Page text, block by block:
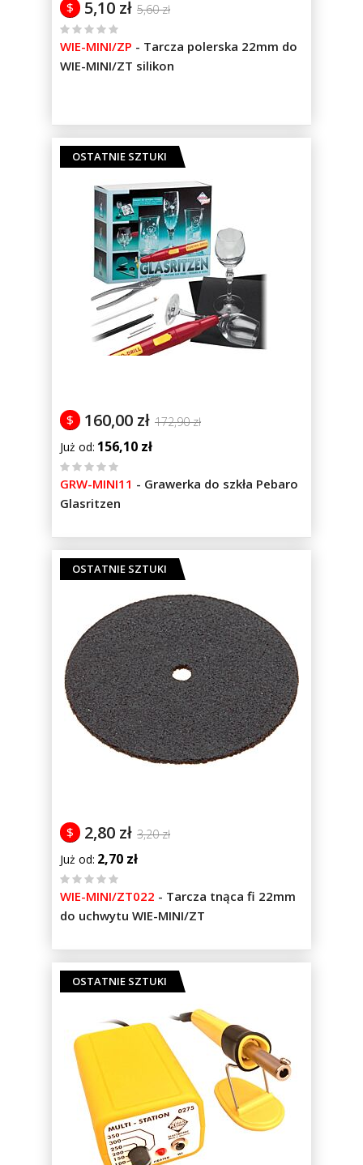
5,10 zł 5,60 zł
$
%
100
WIE-MINI/ZP - Tarcza polerska 22mm do
WIE-MINI/ZT silikon
OSTATNIE SZTUKI
160,00 zł 172,90 zł
$
Już od 156,10 zł
%
100
GRW-MINI11 - Grawerka do szkła Pebaro
Glasritzen
OSTATNIE SZTUKI
2,80 zł 3,20 zł
$
Już od 2,70 zł
%
of
100
WIE-MINI/ZT022 - Tarcza tnąca fi 22mm
do uchwytu WIE-MINI/ZT
OSTATNIE SZTUKI